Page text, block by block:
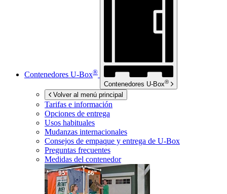
Contenedores U-Box®
Contenedores U-Box®
Volver al menú principal
Tarifas e información
Opciones de entrega
Usos habituales
Mudanzas internacionales
Consejos de empaque y entrega de U-Box
Preguntas frecuentes
Medidas del contenedor